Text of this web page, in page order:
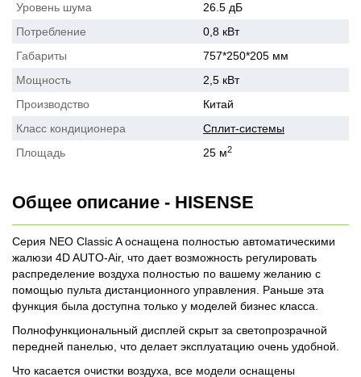
Уровень шума
26.5 дБ
Потребление
0,8 кВт
Габариты
757*250*205 мм
Мощность
2,5 кВт
Производство
Китай
Класс кондиционера
Сплит-системы
Площадь
25 м2
Общее описание - HISENSE
Серия NEO Classic A оснащена полностью автоматическими
жалюзи 4D AUTO-Air, что дает возможность регулировать
распределение воздуха полностью по вашему желанию с
помощью пульта дистанционного управления. Раньше эта
функция была доступна только у моделей бизнес класса.
Полнофункциональный дисплей скрыт за светопрозрачной
передней панелью, что делает эксплуатацию очень удобной.
Что касается очистки воздуха, все модели оснащены